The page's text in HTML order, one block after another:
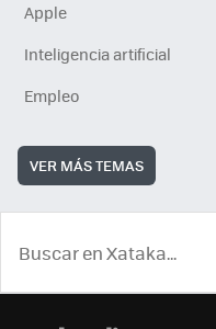
Apple
Inteligencia artificial
Empleo
VER MÁS TEMAS